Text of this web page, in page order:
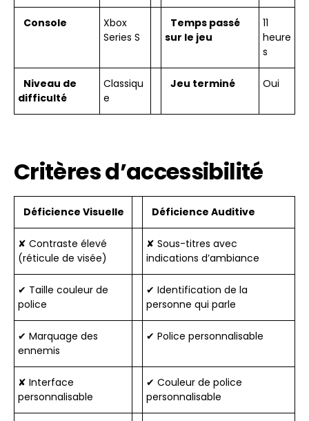
Console
Xbox
Series S
Temps passé
sur le jeu
11
heure
s
Niveau de
difficulté
Classiqu
e
Jeu terminé Oui
Critères d’accessibilité
Déficience Visuelle Déficience Auditive
✘ Contraste élevé
(réticule de visée)
✘ Sous-titres avec
indications d’ambiance
✔ Taille couleur de
police
✔ Identification de la
personne qui parle
✔ Marquage des
ennemis
✔ Police personnalisable
✘ Interface
personnalisable
✔ Couleur de police
personnalisable